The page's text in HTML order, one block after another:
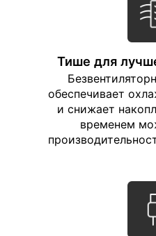
Тише для
обеспечивает
и снижает
временем